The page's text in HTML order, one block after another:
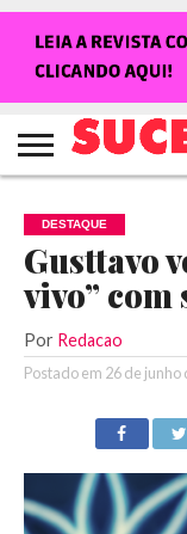
NOTÍCIAS
SHOWS
ENTREVISTAS
CLIQUES
RANKING
CROWLEY
TV
SUCESSO!
REVISTA
SUCESSO!
DESTAQUE
Gusttavo
vivo” com
Por Redacao
Postado em 26 de junho